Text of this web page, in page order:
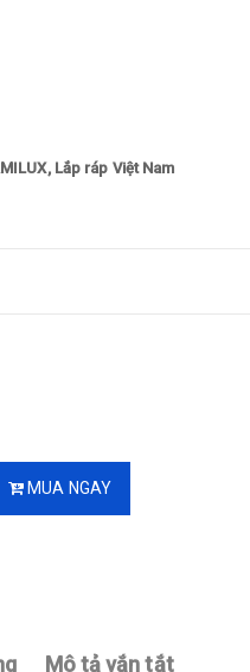
Lắp ráp Việt Nam
MUA NGAY
Mô tả vắn tắt